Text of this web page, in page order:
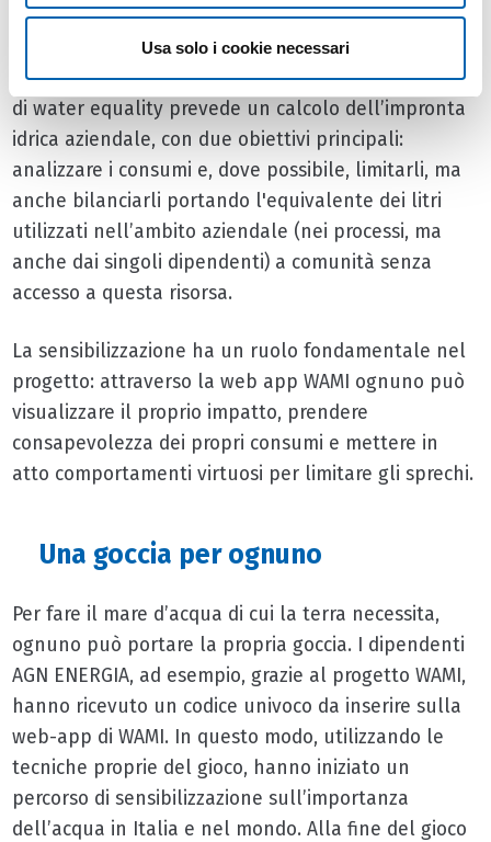
Usa solo i cookie necessari
quantitativo preciso di acqua potabile donata e
tramite progetti realizzati con le aziende partner,
che possono così diventare water equal. Il processo
di water equality prevede un calcolo dell’impronta
idrica aziendale, con due obiettivi principali:
analizzare i consumi e, dove possibile, limitarli, ma
anche bilanciarli portando l'equivalente dei litri
utilizzati nell’ambito aziendale (nei processi, ma
anche dai singoli dipendenti) a comunità senza
accesso a questa risorsa.
La sensibilizzazione ha un ruolo fondamentale nel
progetto: attraverso la web app WAMI ognuno può
visualizzare il proprio impatto, prendere
consapevolezza dei propri consumi e mettere in
atto comportamenti virtuosi per limitare gli sprechi.
Una goccia per ognuno
Per fare il mare d’acqua di cui la terra necessita,
ognuno può portare la propria goccia. I dipendenti
AGN ENERGIA, ad esempio, grazie al progetto WAMI,
hanno ricevuto un codice univoco da inserire sulla
web-app di WAMI. In questo modo, utilizzando le
tecniche proprie del gioco, hanno iniziato un
percorso di sensibilizzazione sull’importanza
dell’acqua in Italia e nel mondo. Alla fine del gioco